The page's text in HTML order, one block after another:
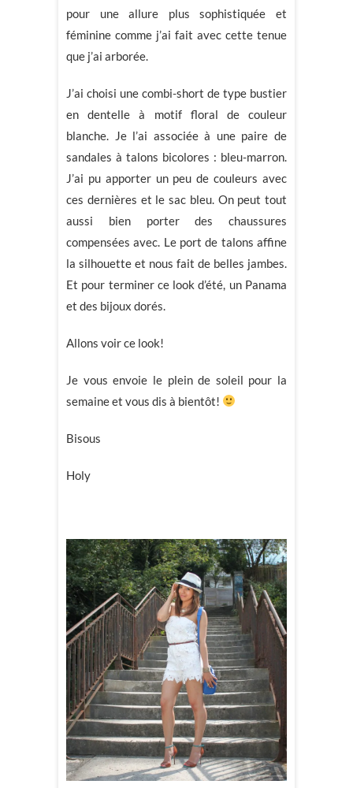
pour une allure plus sophistiquée et
féminine comme j’ai fait avec cette tenue
que j’ai arborée.
J’ai choisi une combi-short de type bustier
en dentelle à motif floral de couleur
blanche. Je l’ai associée à une paire de
sandales à talons bicolores : bleu-marron.
J’ai pu apporter un peu de couleurs avec
ces dernières et le sac bleu. On peut tout
aussi bien porter des chaussures
compensées avec. Le port de talons affine
la silhouette et nous fait de belles jambes.
Et pour terminer ce look d’été, un Panama
et des bijoux dorés.
Allons voir ce look!
Je vous envoie le plein de soleil pour la
semaine et vous dis à bientôt!
Bisous
Holy